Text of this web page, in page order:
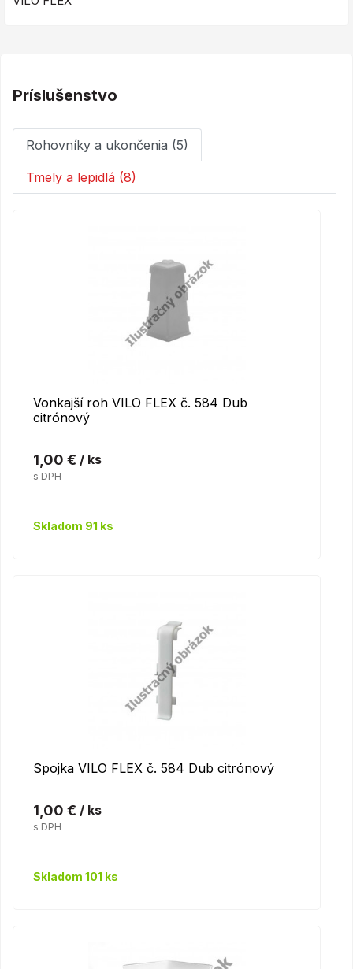
Príslušenstvo
Rohovníky a ukončenia (5)
Tmely a lepidlá (8)
Vonkajší roh VILO FLEX č. 584 Dub
citrónový
1,00 € / ks
s DPH
Skladom 91 ks
Spojka VILO FLEX č. 584 Dub citrónový
1,00 € / ks
s DPH
Skladom 101 ks